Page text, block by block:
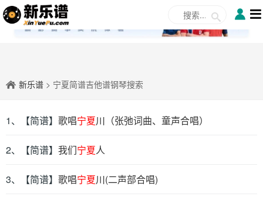
✕
新乐谱 > 宁夏简谱吉他谱钢琴搜索
1、【简谱】 歌唱宁夏川（张弛词曲、童声合唱）
2、【简谱】 我们宁夏人
3、【简谱】 歌唱宁夏川(二声部合唱)